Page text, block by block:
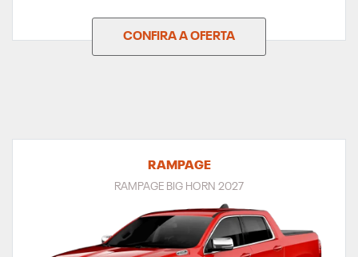
CONFIRA A OFERTA
RAMPAGE
RAMPAGE BIG HORN 2027